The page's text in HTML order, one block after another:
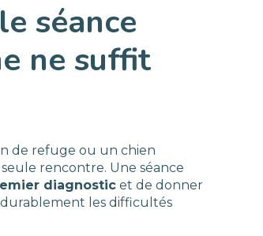
séance
ne suffit
de refuge ou un chien
rencontre. Une séance
diagnostic et de donner
durablement les difficultés